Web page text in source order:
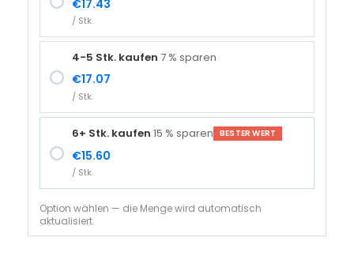
€17.43
/ Stk.
4-5 Stk. kaufen 7 % sparen
€17.07
/ Stk.
6+ Stk. kaufen 15 % sparen BESTER WERT
€15.60
/ Stk.
Option wählen — die Menge wird automatisch
aktualisiert.